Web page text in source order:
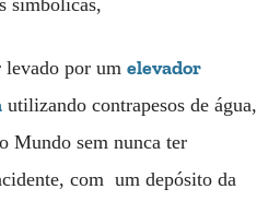
levado por um elevador
utilizando contrapesos de água,
Mundo sem nunca ter
com um depósito da